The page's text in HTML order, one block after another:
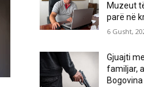
Muzeut
parë në
6 Gusht,
Gjuajti
familjar,